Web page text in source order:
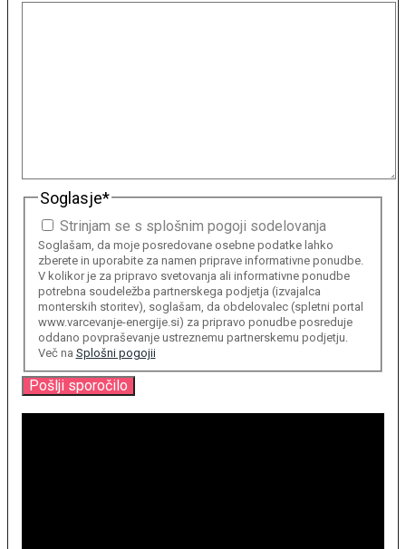
Soglasje*
Strinjam se s splošnim pogoji sodelovanja
Soglašam, da moje posredovane osebne podatke lahko
zberete in uporabite za namen priprave informativne ponudbe.
V kolikor je za pripravo svetovanja ali informativne ponudbe
potrebna soudeležba partnerskega podjetja (izvajalca
monterskih storitev), soglašam, da obdelovalec (spletni portal
www.varcevanje-energije.si) za pripravo ponudbe posreduje
oddano povpraševanje ustreznemu partnerskemu podjetju.
Več na Splošni pogojii